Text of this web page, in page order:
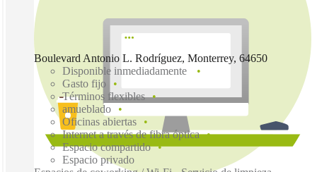
Boulevard Antonio L. Rodríguez, Monterrey, 64650
Disponible inmediadamente
Gasto fijo
Términos flexibles
amueblado
Oficinas abiertas
Internet a través de fibra óptica
Espacio compartido
Espacio privado